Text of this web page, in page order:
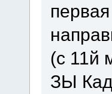
(с 11й
ЗЫ